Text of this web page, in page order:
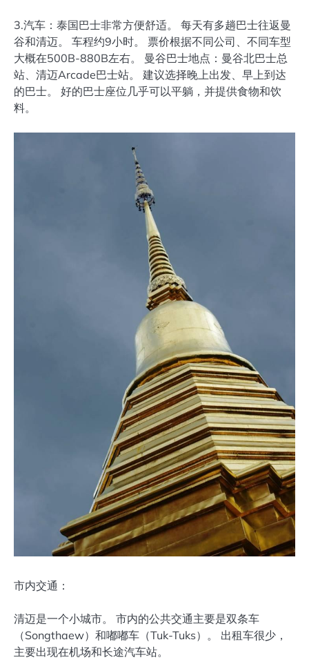
3.汽车：泰国巴士非常方便舒适。 每天有多趟巴士往返曼
谷和清迈。 车程约9小时。 票价根据不同公司、不同车型
大概在500B-880B左右。 曼谷巴士地点：曼谷北巴士总
站、清迈Arcade巴士站。 建议选择晚上出发、早上到达
的巴士。 好的巴士座位几乎可以平躺，并提供食物和饮
料。
市内交通：
清迈是一个小城市。 市内的公共交通主要是双条车
（Songthaew）和嘟嘟车（Tuk-Tuks）。 出租车很少，
主要出现在机场和长途汽车站。